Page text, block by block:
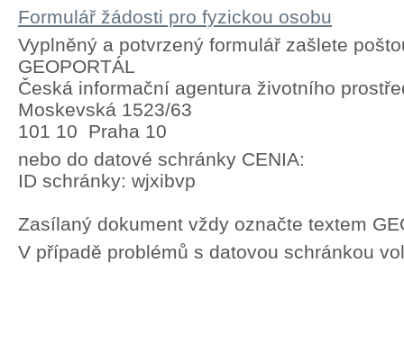
Formulář žádosti pro fyzickou osobu
Vyplněný a potvrzený formulář zašlete
GEOPORTÁL
Česká informační agentura životního
Moskevská 1523/63
101 10 Praha 10
nebo do datové schránky CENIA:
ID schránky: wjxibvp
Zasílaný dokument vždy označte textem
V případě problémů s datovou schránkou